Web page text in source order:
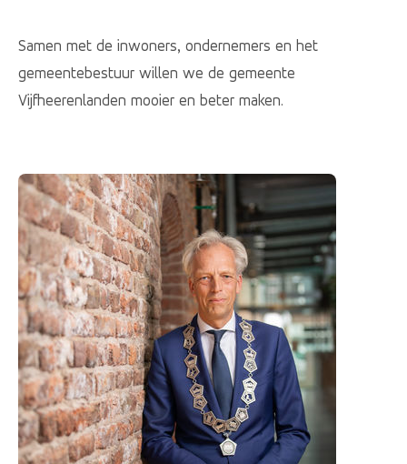
Samen met de inwoners, ondernemers en het
gemeentebestuur willen we de gemeente
Vijfheerenlanden mooier en beter maken.